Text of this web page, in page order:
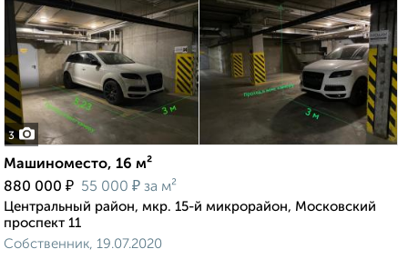
3
Машиноместо, 16 м²
880 000 ₽ 55 000 ₽ за м²
Центральный район, мкр. 15-й микрорайон, Московский
проспект 11
Собственник, 19.07.2020